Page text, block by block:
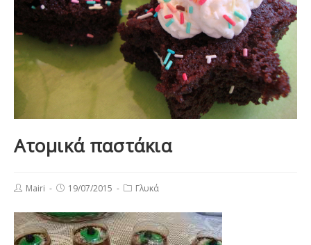
Ατομικά παστάκια
PostMairi
Post19/07/2015
PostΓλυκά